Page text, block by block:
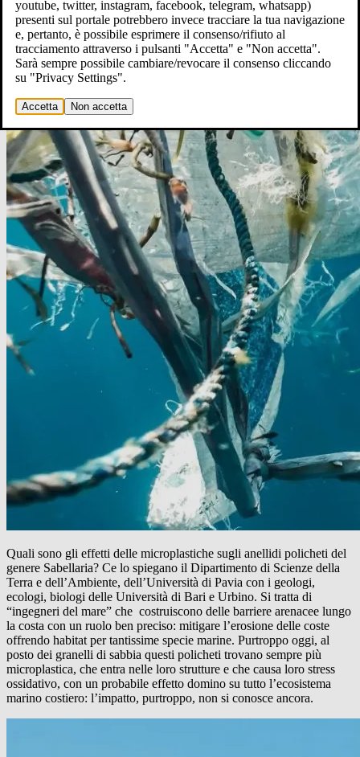
Quali sono gli effetti delle microplastiche sugli anellidi policheti del
genere Sabellaria? Ce lo spiegano il Dipartimento di Scienze della
Terra e dell’Ambiente, dell’Università di Pavia con i geologi,
ecologi, biologi delle Università di Bari e Urbino. Si tratta di
“ingegneri del mare” che costruiscono delle barriere arenacee lungo
la costa con un ruolo ben preciso: mitigare l’erosione delle coste
offrendo habitat per tantissime specie marine. Purtroppo oggi, al
posto dei granelli di sabbia questi policheti trovano sempre più
microplastica, che entra nelle loro strutture e che causa loro stress
ossidativo, con un probabile effetto domino su tutto l’ecosistema
marino costiero: l’impatto, purtroppo, non si conosce ancora.
youtube, twitter, instagram, facebook, telegram, whatsapp)
presenti sul portale potrebbero invece tracciare la tua navigazione
e, pertanto, è possibile esprimere il consenso/rifiuto al
tracciamento attraverso i pulsanti "Accetta" e "Non accetta".
Sarà sempre possibile cambiare/revocare il consenso cliccando
su "Privacy Settings".
Accetta Non accetta